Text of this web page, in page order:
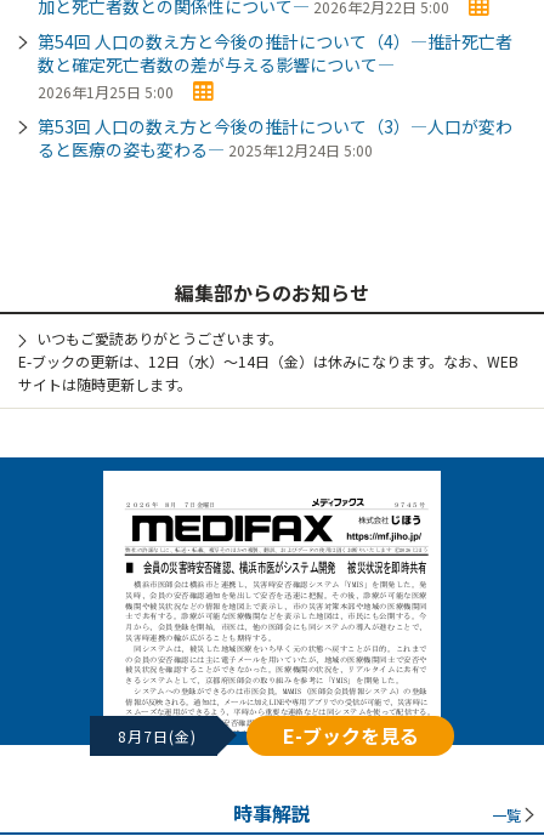
加と死亡者数との関係性について― 2026年2月22日 5:00
第54回 人口の数え方と今後の推計について（4）―推計死亡者
数と確定死亡者数の差が与える影響について―
2026年1月25日 5:00
第53回 人口の数え方と今後の推計について（3）―人口が変わ
ると医療の姿も変わる― 2025年12月24日 5:00
編集部からのお知らせ
いつもご愛読ありがとうございます。
E-ブックの更新は、12日（水）～14日（金）は休みになります。なお、WEB
サイトは随時更新します。
8月7日(金) E-ブックを見る
時事解説 一覧